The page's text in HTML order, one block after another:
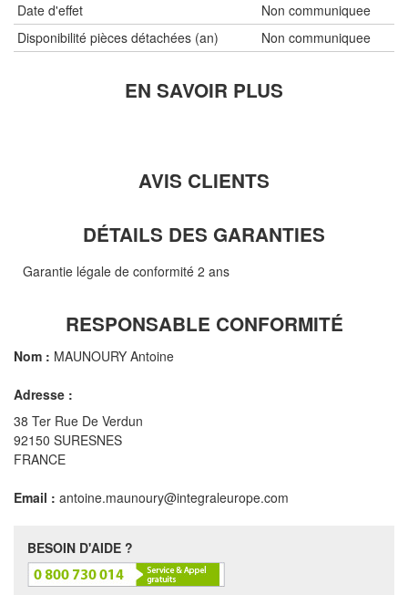
Date d'effet
Non communiquee
Disponibilité pièces détachées (an)
Non communiquee
EN SAVOIR PLUS
AVIS CLIENTS
DÉTAILS DES GARANTIES
Garantie légale de conformité 2 ans
RESPONSABLE CONFORMITÉ
Nom : MAUNOURY Antoine
Adresse :
38 Ter Rue De Verdun
92150 SURESNES
FRANCE
Email : antoine.maunoury@integraleurope.com
BESOIN D'AIDE ?